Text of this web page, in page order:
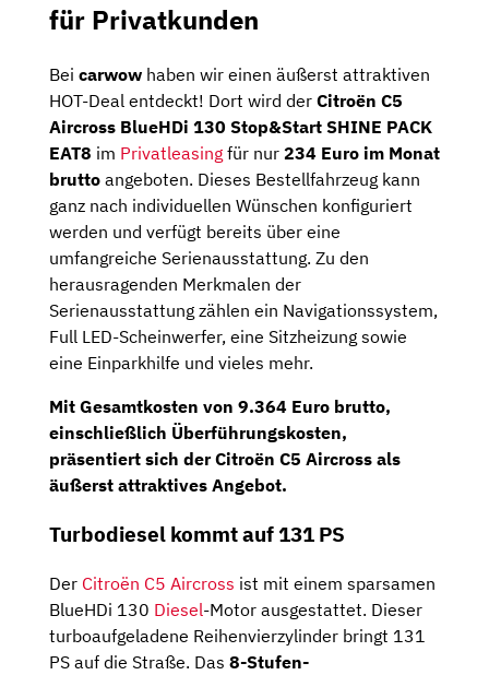
für Privatkunden
Bei carwow haben wir einen äußerst attraktiven
HOT-Deal entdeckt! Dort wird der Citroën C5
Aircross BlueHDi 130 Stop&Start SHINE PACK
EAT8 im Privatleasing für nur 234 Euro im Monat
brutto angeboten. Dieses Bestellfahrzeug kann
ganz nach individuellen Wünschen konfiguriert
werden und verfügt bereits über eine
umfangreiche Serienausstattung. Zu den
herausragenden Merkmalen der
Serienausstattung zählen ein Navigationssystem,
Full LED-Scheinwerfer, eine Sitzheizung sowie
eine Einparkhilfe und vieles mehr.
Mit Gesamtkosten von 9.364 Euro brutto,
einschließlich Überführungskosten,
präsentiert sich der Citroën C5 Aircross als
äußerst attraktives Angebot.
Turbodiesel kommt auf 131 PS
Der Citroën C5 Aircross ist mit einem sparsamen
BlueHDi 130 Diesel-Motor ausgestattet. Dieser
turboaufgeladene Reihenvierzylinder bringt 131
PS auf die Straße. Das 8-Stufen-